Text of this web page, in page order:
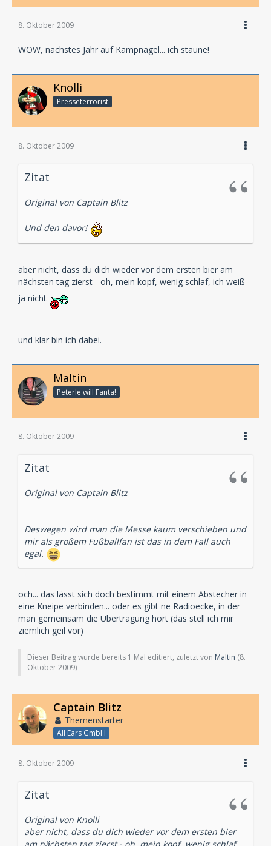
8. Oktober 2009
WOW, nächstes Jahr auf Kampnagel... ich staune!
Knolli
Presseterrorist
8. Oktober 2009
Zitat
Original von Captain Blitz
Und den davor!
aber nicht, dass du dich wieder vor dem ersten bier am
nächsten tag zierst - oh, mein kopf, wenig schlaf, ich weiß
ja nicht
und klar bin ich dabei.
Maltin
Peterle will Fanta!
8. Oktober 2009
Zitat
Original von Captain Blitz
Deswegen wird man die Messe kaum verschieben und
mir als großem Fußballfan ist das in dem Fall auch
egal.
och... das lässt sich doch bestimmt mit einem Abstecher in
eine Kneipe verbinden... oder es gibt ne Radioecke, in der
man gemeinsam die Übertragung hört (das stell ich mir
ziemlich geil vor)
Dieser Beitrag wurde bereits 1 Mal editiert, zuletzt von Maltin (8.
Oktober 2009)
Captain Blitz
Themenstarter
All Ears GmbH
8. Oktober 2009
Zitat
Original von Knolli
aber nicht, dass du dich wieder vor dem ersten bier